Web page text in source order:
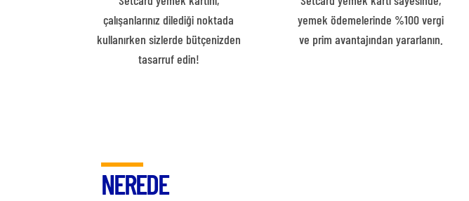
çalışanlarınız dilediği noktada
kullanırken sizlerde bütçenizden
tasarruf edin!
yemek ödemelerinde %100 vergi
ve prim avantajından yararlanın.
NEREDE